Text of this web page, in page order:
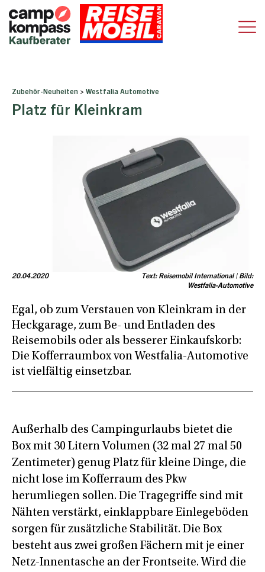
Zubehör-Neuheiten > Westfalia Automotive
Platz für Kleinkram
20.04.2020
Text: Reisemobil International | Bild:
Westfalia-Automotive
Egal, ob zum Verstauen von Kleinkram in der
Heckgarage, zum Be- und Entladen des
Reisemobils oder als besserer Einkaufskorb:
Die Kofferraumbox von Westfalia-Automotive
ist vielfältig einsetzbar.
Außerhalb des Campingurlaubs bietet die
Box mit 30 Litern Volumen (32 mal 27 mal 50
Zentimeter) genug Platz für kleine Dinge, die
nicht lose im Kofferraum des Pkw
herumliegen sollen. Die Tragegriffe sind mit
Nähten verstärkt, einklappbare Einlegeböden
sorgen für zusätzliche Stabilität. Die Box
besteht aus zwei großen Fächern mit je einer
Netz-Innentasche an der Frontseite. Wird die